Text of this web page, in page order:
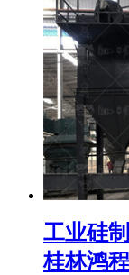
工业硅
桂林鸿